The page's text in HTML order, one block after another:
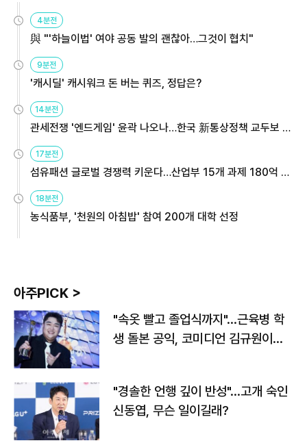
4분전
與 "'하늘이법' 여야 공동 발의 괜찮아…그것이 협치"
9분전
'캐시딜' 캐시워크 돈 버는 퀴즈, 정답은?
14분전
관세전쟁 '엔드게임' 윤곽 나오나…한국 新통상정책 교두보 활
용해야
17분전
섬유패션 글로벌 경쟁력 키운다…산업부 15개 과제 180억 지
원
18분전
농식품부, '천원의 아침밥' 참여 200개 대학 선정
아주PICK >
"속옷 빨고 졸업식까지"…근육병 학
생 돌본 공익, 코미디언 김규원이었
"경솔한 언행 깊이 반성"…고개 숙인
신동엽, 무슨 일이길래?